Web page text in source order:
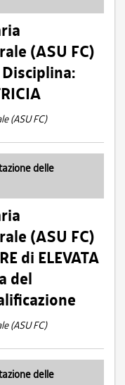
(ASU FC)
Disciplina:
(ASU FC)
delle
(ASU FC)
di ELEVATA
del
(ASU FC)
delle